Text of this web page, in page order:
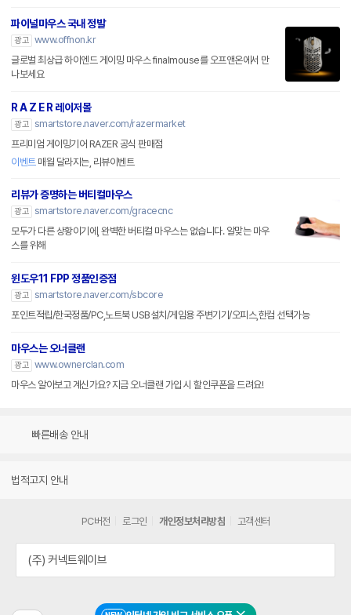
파이널마우스 국내 정발
광고 www.offnon.kr
글로벌 최상급 하이엔드 게이밍 마우스 finalmouse를 오프앤온에서 만
나보세요
R A Z E R 레이저몰
광고 smartstore.naver.com/razermarket
프리미엄 게이밍기어 RAZER 공식 판매점
이벤트매월 달라지는, 리뷰이벤트
리뷰가 증명하는 버티컬마우스
광고 smartstore.naver.com/gracecnc
모두가 다른 상황이기에, 완벽한 버티컬 마우스는 없습니다. 알맞는 마우
스를 위해
윈도우11 FPP 정품인증점
광고 smartstore.naver.com/sbcore
포인트적립/한국정품/PC,노트북 USB설치/게임용 주변기기/오피스,한컴 선택가능
마우스는 오너클랜
광고 www.ownerclan.com
마우스 알아보고 계신가요? 지금 오너클랜 가입 시 할인쿠폰을 드려요!
빠른배송 안내
법적고지 안내
PC버전 로그인 개인정보처리방침 고객센터
(주) 커넥트웨이브